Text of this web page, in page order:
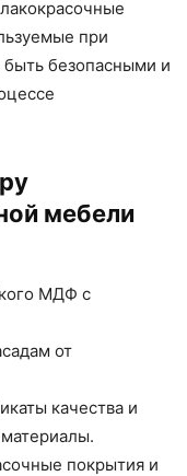
при
безопасными и
мебели
МДФ с
от
качества и
покрытия и